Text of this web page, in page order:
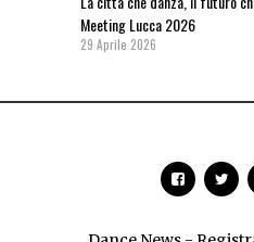
Meeting Lucca 2026
29 Aprile 2026